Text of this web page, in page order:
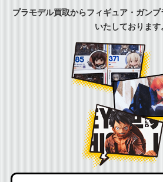
プラモデル買取からフィギュア・ガン
いたしております